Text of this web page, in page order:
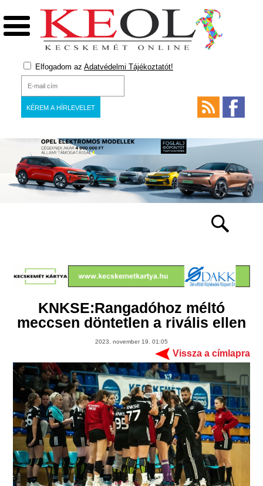
Elfogadom az Adatvédelmi Tájékoztatót!
KNKSE:Rangadóhoz méltó
meccsen döntetlen a rivális ellen
2023. november 19. 01:05
Vissza a címlapra